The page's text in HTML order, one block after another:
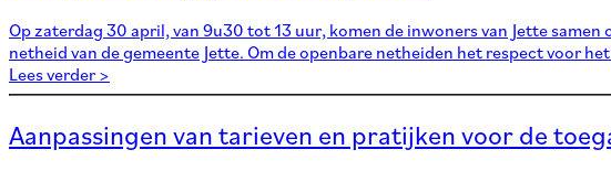
Op zaterdag 30 april, van 9u30 tot 13 uur, komen de inwoners van Jette
netheid van de gemeente Jette. Om de openbare netheiden het respect voor
Lees verder >
Aanpassingen van tarieven en pratijken voor de